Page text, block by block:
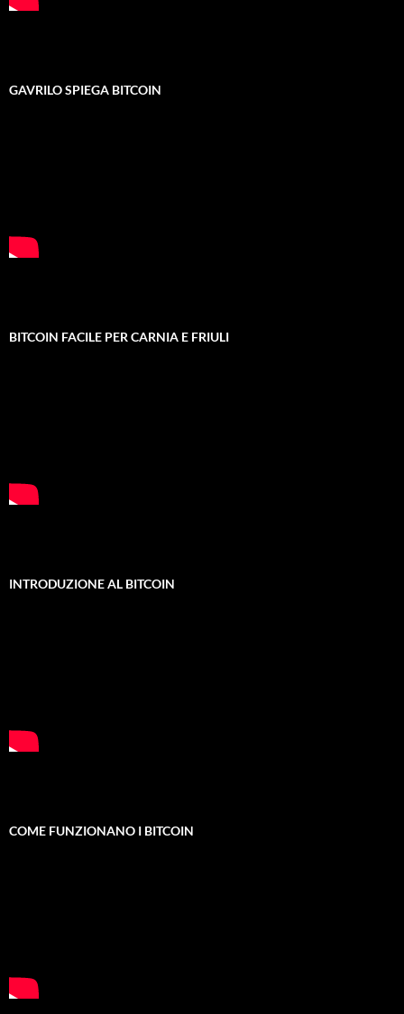
GAVRILO SPIEGA BITCOIN
BITCOIN FACILE PER CARNIA E FRIULI
INTRODUZIONE AL BITCOIN
COME FUNZIONANO I BITCOIN